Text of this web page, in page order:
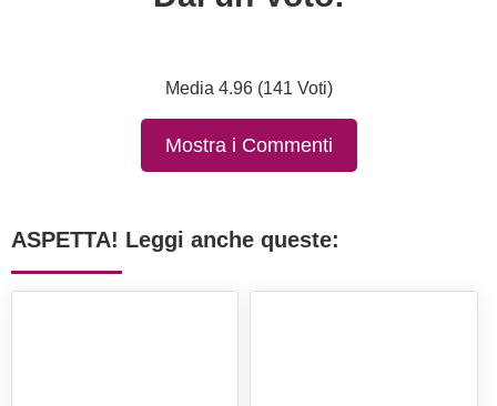
Media 4.96 (141 Voti)
Mostra i Commenti
ASPETTA! Leggi anche queste: